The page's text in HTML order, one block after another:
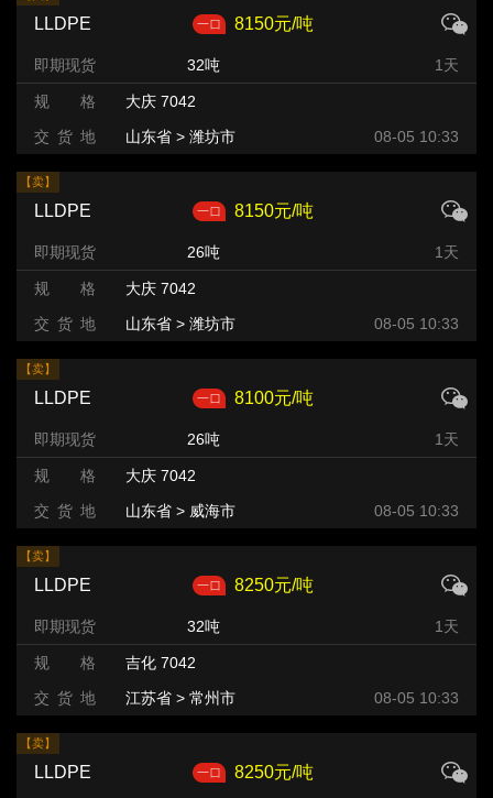
LLDPE 8150元/吨
即期现货 32吨 1天
规 格
大庆 7042
交 货 地
山东省 > 潍坊市 > 08-05 10:33
【卖】
LLDPE 8150元/吨
即期现货 26吨 1天
规 格
大庆 7042
交 货 地
山东省 > 潍坊市 > 08-05 10:33
【卖】
LLDPE 8100元/吨
即期现货 26吨 1天
规 格
大庆 7042
交 货 地
山东省 > 威海市 08-05 10:33
【卖】
LLDPE 8250元/吨
即期现货 32吨 1天
规 格
吉化 7042
交 货 地
江苏省 > 常州市 08-05 10:33
【卖】
LLDPE 8250元/吨